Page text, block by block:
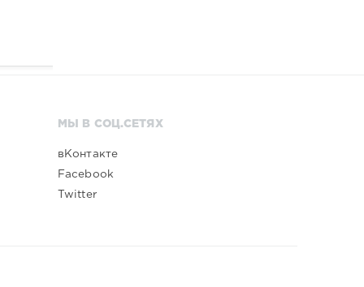
МЫ В СОЦ.СЕТЯХ
вКонтакте
Facebook
Twitter